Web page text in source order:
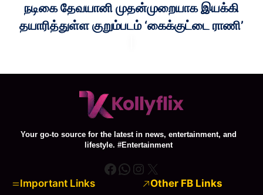
நடிகை தேவயானி முதன்முறையாக இயக்கி
தயாரித்துள்ள குறும்படம் ‘கைக்குட்டை ராணி’
Your go-to source for the latest in news, entertainment, and
lifestyle. #Entertainment
Facebook
WhatsApp
Instagram
X
Important Links Other FB Links